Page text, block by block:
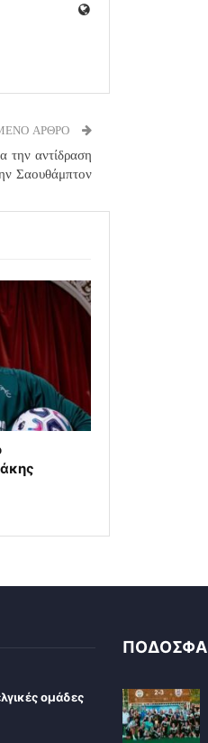
ΑΡΘΡΟ
την αντίδραση
Σαουθάμπτον
ομάδες